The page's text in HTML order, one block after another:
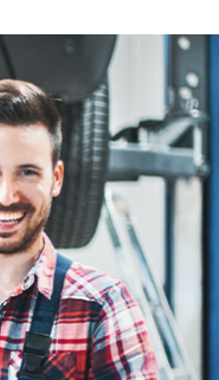
Herby, Rollin‘
Superpower